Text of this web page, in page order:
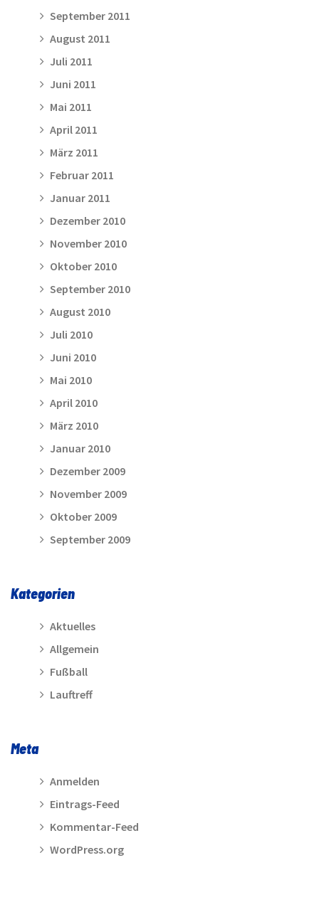
September 2011
August 2011
Juli 2011
Juni 2011
Mai 2011
April 2011
März 2011
Februar 2011
Januar 2011
Dezember 2010
November 2010
Oktober 2010
September 2010
August 2010
Juli 2010
Juni 2010
Mai 2010
April 2010
März 2010
Januar 2010
Dezember 2009
November 2009
Oktober 2009
September 2009
Kategorien
Aktuelles
Allgemein
Fußball
Lauftreff
Meta
Anmelden
Eintrags-Feed
Kommentar-Feed
WordPress.org